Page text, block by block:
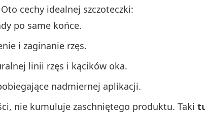
cechy idealnej szczoteczki:
po same końce.
i zaginanie rzęs.
linii rzęs i kącików oka.
nadmiernej aplikacji.
nie kumuluje zaschniętego produktu. Taki